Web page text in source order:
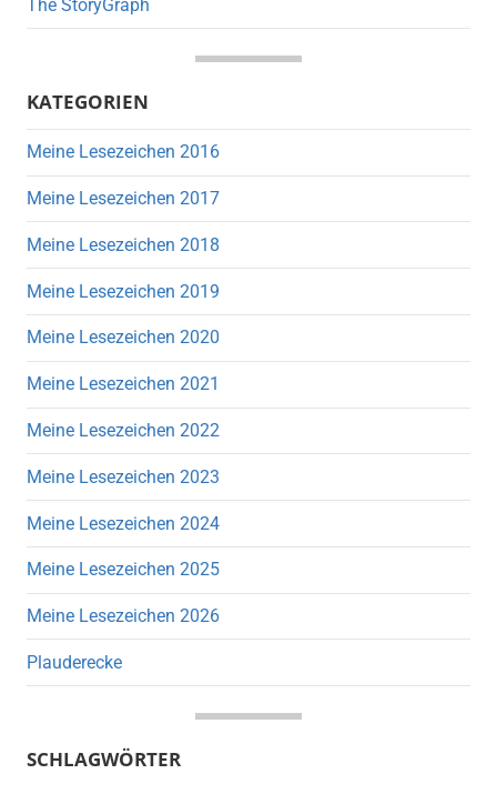
The StoryGraph
KATEGORIEN
Meine Lesezeichen 2016
Meine Lesezeichen 2017
Meine Lesezeichen 2018
Meine Lesezeichen 2019
Meine Lesezeichen 2020
Meine Lesezeichen 2021
Meine Lesezeichen 2022
Meine Lesezeichen 2023
Meine Lesezeichen 2024
Meine Lesezeichen 2025
Meine Lesezeichen 2026
Plauderecke
SCHLAGWÖRTER